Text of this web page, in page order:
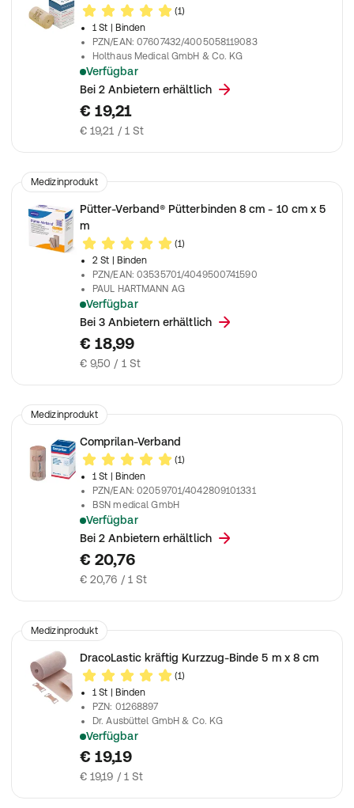
(1)
1 St
| Binden
PZN/EAN:07607432/4005058119083
Holthaus Medical GmbH & Co. KG
Verfügbar
Zur Versorgung von Wunden
Bei 2 Anbietern erhältlich
€ 19,21
€ 19,21 / 1 St
Medizinprodukt
Pütter-Verband® Pütterbinden 8 cm - 10 cm x 5
m
(1)
2 St
| Binden
PZN/EAN:03535701/4049500741590
PAUL HARTMANN AG
Verfügbar
Für die klassische gegenläufige Verbandtechnik
Bei 3 Anbietern erhältlich
€ 18,99
€ 9,50 / 1 St
Medizinprodukt
Comprilan-Verband
(1)
1 St
| Binden
PZN/EAN:02059701/4042809101331
BSN medical GmbH
Verfügbar
Beinhaltet zwei Binden mit 10 cm x 5 m
Bei 2 Anbietern erhältlich
€ 20,76
€ 20,76 / 1 St
Medizinprodukt
DracoLastic kräftig Kurzzug-Binde 5 m x 8 cm
(1)
1 St
| Binden
PZN: 01268897
Dr. Ausbüttel GmbH & Co. KG
Verfügbar
Zur Behandlung von phlebologischen und lymphatischen
€ 19,19
€ 19,19 / 1 St